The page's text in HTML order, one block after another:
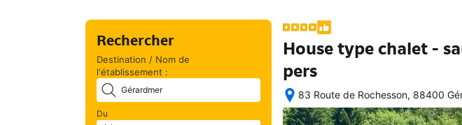
Rechercher
Destination / Nom de
l'établissement :
Du
House type chalet -
pers
83 Route de Rochesson, 88400
Une
fois